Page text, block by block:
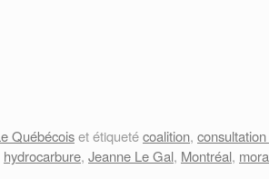
Québécoiset étiquetécoalition,
hydrocarbure, Jeanne Le Gal, Montréal,